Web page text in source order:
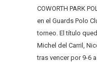
COWORTH PARK
en el Guards Polo
torneo. El título
Michel del Carril,
tras vencer por 9-6 a